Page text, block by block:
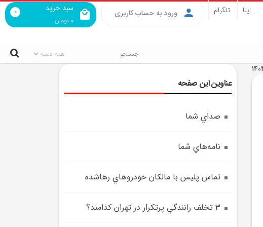
سبد خرید
0 تومان
0 ورود به حساب کاربری ایتا تلگرام
عناوین این صفحه
صداي شما
نامه‌هاي شما
تماس پليس با مالکان خودروهاي رهاشده
3 تخلف رانندگي پرتکرار در تهران کدامند؟